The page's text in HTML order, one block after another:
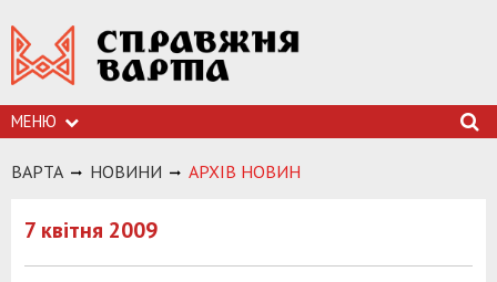
МЕНЮ
ВАРТА НОВИНИ АРХIВ НОВИН
7 квітня 2009